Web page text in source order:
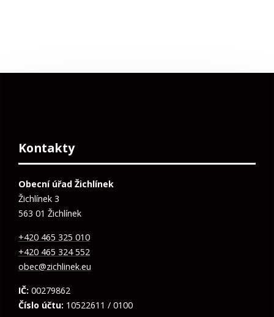
Kontakty
Obecní úřad Žichlínek
Žichlínek 3
563 01 Žichlínek
+420 465 325 010
+420 465 324 552
obec@zichlinek.eu
IČ: 00279862
Číslo účtu: 10522611 / 0100